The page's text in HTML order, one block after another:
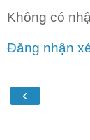
Không có
Đăng nhận
‹